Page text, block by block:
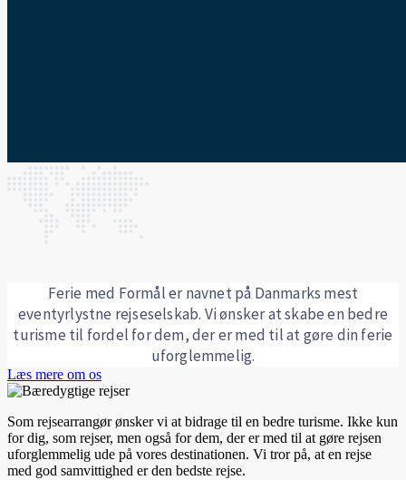
Ferie med Formål er navnet på Danmarks mest
eventyrlystne rejseselskab. Vi ønsker at skabe en bedre
turisme til fordel for dem, der er med til at gøre din ferie
uforglemmelig.
Læs mere om os
Som rejsearrangør ønsker vi at bidrage til en bedre turisme. Ikke kun
for dig, som rejser, men også for dem, der er med til at gøre rejsen
uforglemmelig ude på vores destinationen. Vi tror på, at en rejse
med god samvittighed er den bedste rejse.